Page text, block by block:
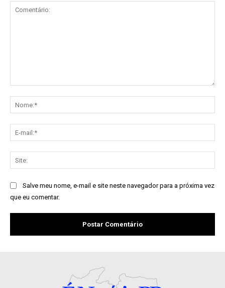
Salve meu nome, e-mail e site neste navegador para a próxima vez
que eu comentar.